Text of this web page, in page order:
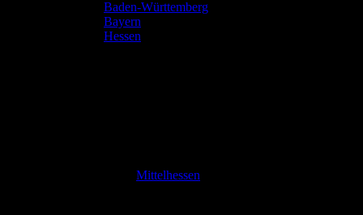
Baden-Württemberg
Bayern
Hessen
Mittelhessen